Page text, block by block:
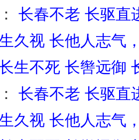
：长春不老 长驱直
久视 长他人志气
生不死 长辔远御
：长春不老 长驱直
久视 长他人志气